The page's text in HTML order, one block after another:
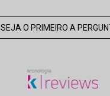
SEJA O PRIMEIRO A